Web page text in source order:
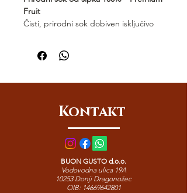
Fruit
Čisti, prirodni sok dobiven isključivo
vode ili konzervansa. Premium Fruit
sok odlikuje se bogatim, intenzivnim
visoki udio antioksidansa. Idealan za
podršku organizmu.
Kontakt
BUON GUSTO d.o.o.
Vodovodna ulica 19A
10253 Donji Dragonožec
OIB: 14669642801